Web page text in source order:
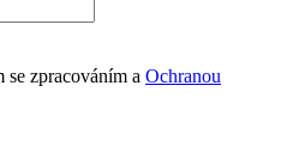
se zpracováním a Ochranou